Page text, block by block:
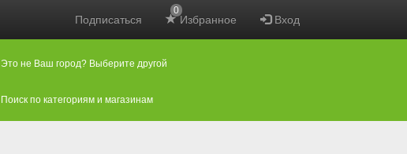
Подписаться Избранное
0
Вход
Это не Ваш город? Выберите другой
Поиск по категориям и магазинам